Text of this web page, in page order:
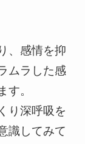
、感情を抑
ムラした感
す。
り深呼吸を
識してみて